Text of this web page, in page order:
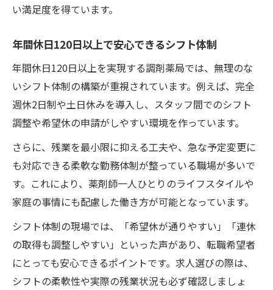
い満足度を得ています。
年間休日120日以上で安心できるシフト体制
年間休日120日以上を実現する調剤薬局では、無理のな
いシフト体制の構築が重視されています。例えば、完全
週休2日制や土日休みを導入し、スタッフ間でのシフト
調整や希望休の申請がしやすい環境を作っています。
さらに、残業を最小限に抑える工夫や、急な予定変更に
も対応できる柔軟な勤務体制が整っている職場が多いで
す。これにより、薬剤師一人ひとりのライフスタイルや
家庭の事情にも配慮した働き方が可能となっています。
シフト体制の現場では、「希望休が通りやすい」「連休
の取得も調整しやすい」といった声があり、転職希望者
にとっても安心できるポイントです。求人選びの際は、
シフトの柔軟性や実際の残業状況も必ず確認しましょ